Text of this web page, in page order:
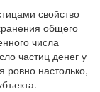
свойство
общего
числа
частиц денег у
настолько,